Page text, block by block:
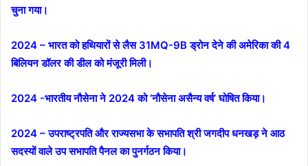
चुना गया।
2024 – भारत को हथियारों से लैस 31MQ-9B ड्रोन देने की अमेरिका की 4
बिलियन डॉलर की डील को मंजूरी मिली।
2024 -भारतीय नौसेना ने 2024 को ‘नौसेना असैन्य वर्ष’ घोषित किया।
2024 – उपराष्ट्रपति और राज्यसभा के सभापति श्री जगदीप धनखड़ ने आठ
सदस्यों वाले उप सभापति पैनल का पुनर्गठन किया।